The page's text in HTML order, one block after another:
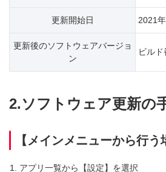
更新開始日 2021
更新後のソフトウェアバージョ
ン
ビル
2.ソフトウェア更新の
【メインメニューから行う
アプリ一覧から【設定】を選択